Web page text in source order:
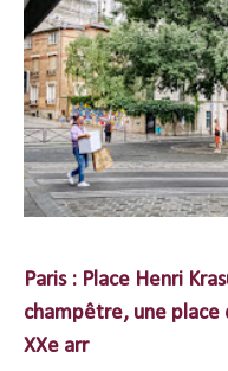
Paris : Place Henri
champêtre, une place
XXe arr